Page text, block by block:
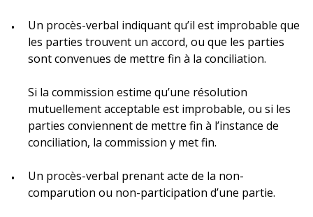
Un procès-verbal indiquant qu’il est improbable que
les parties trouvent un accord, ou que les parties
sont convenues de mettre fin à la conciliation.
Si la commission estime qu’une résolution
mutuellement acceptable est improbable, ou si les
parties conviennent de mettre fin à l’instance de
conciliation, la commission y met fin.
Un procès-verbal prenant acte de la non-
comparution ou non-participation d’une partie.